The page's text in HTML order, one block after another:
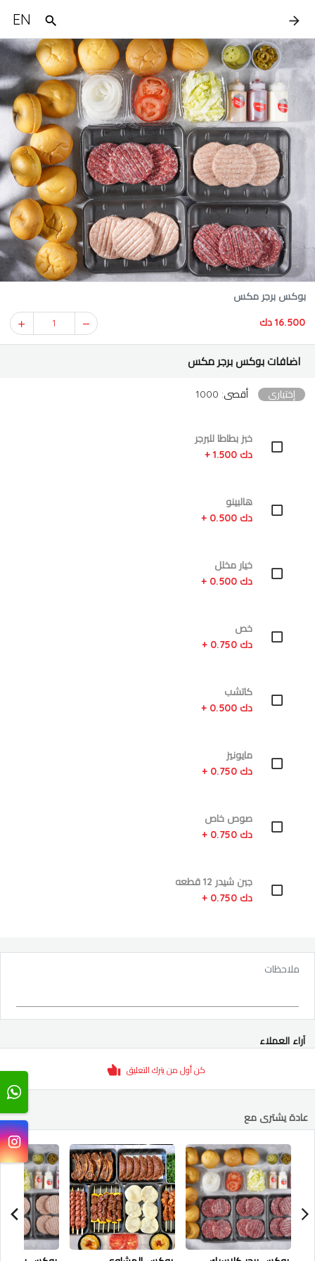
EN
بوكس برجر مكس
16.500 دك 1
اضافات بوكس برجر مكس
إختياري أقصى: 1000
خبز بطاطا للبرجر
دك 1.500 +
هالبينو
دك 0.500 +
خيار مخلل
دك 0.500 +
خص
دك 0.750 +
كاتشب
دك 0.500 +
مايونيز
دك 0.750 +
صوص خاص
دك 0.750 +
جبن شيدر 12 قطعه
دك 0.750 +
ملاحظات
آراء العملاء
كن أول من يترك التعليق
عادة يشترى مع